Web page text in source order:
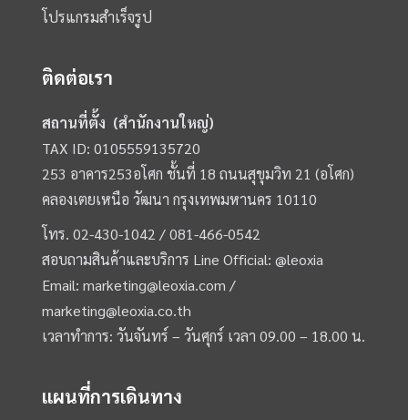
โปรแกรมสำเร็จรูป
ติดต่อเรา
สถานที่ตั้ง (สำนักงานใหญ่)
TAX ID: 0105559135720
253 อาคาร253อโศก ชั้นที่ 18 ถนนสุขุมวิท 21 (อโศก)
คลองเตยเหนือ วัฒนา กรุงเทพมหานคร 10110
โทร.02-430-1042 /081-466-0542
สอบถามสินค้าและบริการ Line Official:@leoxia
Email:marketing@leoxia.com /
marketing@leoxia.co.th
เวลาทำการ: วันจันทร์ – วันศุกร์ เวลา 09.00 – 18.00 น.
แผนที่การเดินทาง